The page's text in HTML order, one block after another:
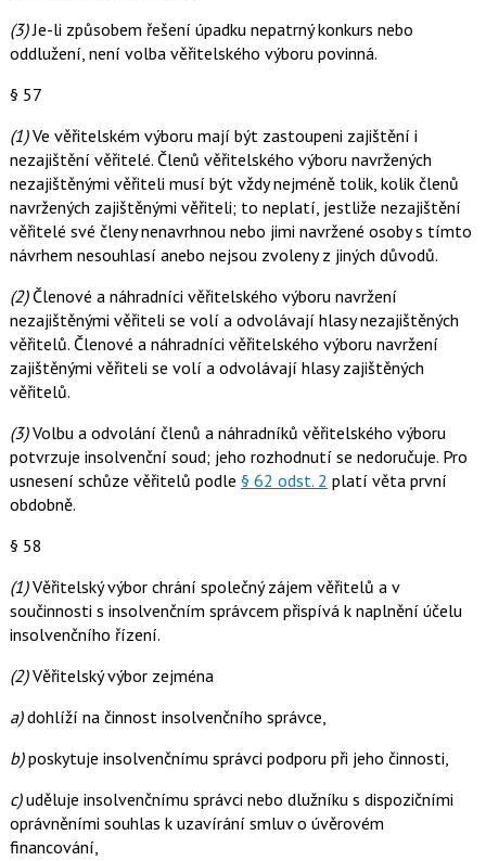
(3)Je-li způsobem řešení úpadku nepatrný konkurs nebo
oddlužení, není volba věřitelského výboru povinná.
§ 57
(1)Ve věřitelském výboru mají být zastoupeni zajištění i
nezajištění věřitelé. Členů věřitelského výboru navržených
nezajištěnými věřiteli musí být vždy nejméně tolik, kolik členů
navržených zajištěnými věřiteli; to neplatí, jestliže nezajištění
věřitelé své členy nenavrhnou nebo jimi navržené osoby s tímto
návrhem nesouhlasí anebo nejsou zvoleny z jiných důvodů.
(2)Členové a náhradníci věřitelského výboru navržení
nezajištěnými věřiteli se volí a odvolávají hlasy nezajištěných
věřitelů. Členové a náhradníci věřitelského výboru navržení
zajištěnými věřiteli se volí a odvolávají hlasy zajištěných
věřitelů.
(3)Volbu a odvolání členů a náhradníků věřitelského výboru
potvrzuje insolvenční soud; jeho rozhodnutí se nedoručuje. Pro
usnesení schůze věřitelů podle § 62 odst. 2 platí věta první
obdobně.
§ 58
(1)Věřitelský výbor chrání společný zájem věřitelů a v
součinnosti s insolvenčním správcem přispívá k naplnění účelu
insolvenčního řízení.
(2)Věřitelský výbor zejména
a)dohlíží na činnost insolvenčního správce,
b)poskytuje insolvenčnímu správci podporu při jeho činnosti,
c)uděluje insolvenčnímu správci nebo dlužníku s dispozičními
oprávněními souhlas k uzavírání smluv o úvěrovém
financování,